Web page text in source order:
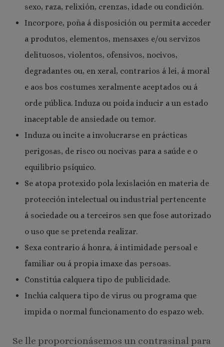
sexo, raza, relixión, crenzas, idade ou condición.
Incorpore, poña á disposición ou permita acceder
a produtos, elementos, mensaxes e/ou servizos
delituosos, violentos, ofensivos, nocivos,
degradantes ou, en xeral, contrarios á lei, á moral
e aos bos costumes xeralmente aceptados ou á
orde pública. Induza ou poida inducir a un estado
inaceptable de ansiedade ou temor.
Induza ou incite a involucrarse en prácticas
perigosas, de risco ou nocivas para a saúde e o
equilibrio psíquico.
Se atopa protexido pola lexislación en materia de
protección intelectual ou industrial pertencente
á sociedade ou a terceiros sen que fose autorizado
o uso que se pretenda realizar.
Sexa contrario á honra, á intimidade persoal e
familiar ou á propia imaxe das persoas.
Constitúa calquera tipo de publicidade.
Inclúa calquera tipo de virus ou programa que
impida o normal funcionamento do espazo web.
Se lle proporcionásemos un contrasinal para